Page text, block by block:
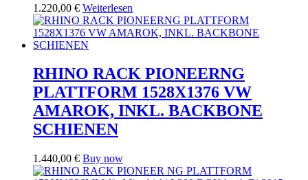
1.220,00 € Weiterlesen
RHINO RACK PIONEERNG
PLATTFORM 1528X1376 VW
AMAROK, INKL. BACKBONE
SCHIENEN
1.440,00 € Buy now